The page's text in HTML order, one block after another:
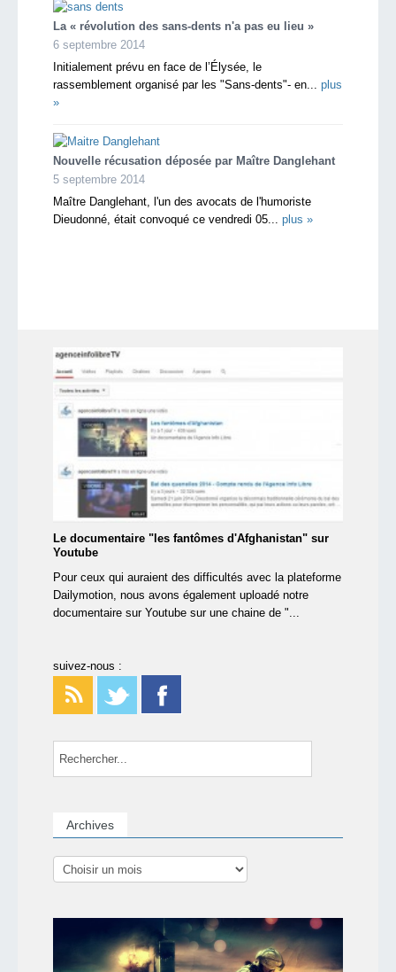
La « révolution des sans-dents n'a pas eu lieu »
6 septembre 2014
Initialement prévu en face de l’Élysée, le
rassemblement organisé par les "Sans-dents"- en... plus
»
Nouvelle récusation déposée par Maître Danglehant
5 septembre 2014
Maître Danglehant, l'un des avocats de l'humoriste
Dieudonné, était convoqué ce vendredi 05... plus »
Le documentaire "les fantômes d'Afghanistan" sur
Youtube
Pour ceux qui auraient des difficultés avec la plateforme
Dailymotion, nous avons également uploadé notre
documentaire sur Youtube sur une chaine de "...
suivez-nous :
Archives